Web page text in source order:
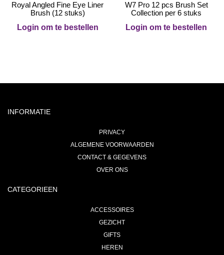
Royal Angled Fine Eye Liner
Brush (12 stuks)
Login om te bestellen
W7 Pro 12 pcs Brush Set
Collection per 6 stuks
Login om te bestellen
INFORMATIE
PRIVACY
ALGEMENE VOORWAARDEN
CONTACT & GEGEVENS
OVER ONS
CATEGORIEEN
ACCESSOIRES
GEZICHT
GIFTS
HEREN